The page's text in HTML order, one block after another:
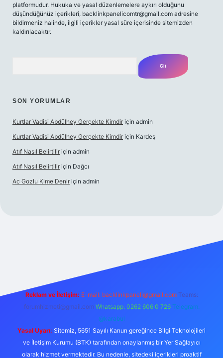
platformudur. Hukuka ve yasal düzenlemelere aykırı olduğunu
düşündüğünüz içerikleri, backlinkpanelicomtr@gmail.com adresine
bildirmeniz halinde, ilgili içerikler yasal süre içerisinde sitemizden
kaldırılacaktır.
SON YORUMLAR
Kurtlar Vadisi Abdülhey Gerçekte Kimdir için admin
Kurtlar Vadisi Abdülhey Gerçekte Kimdir için Kardeş
Atıf Nasıl Belirtilir için admin
Atıf Nasıl Belirtilir için Dağcı
Ac Gozlu Kime Denir için admin
Reklam ve İletişim: E-mail: backlinkpaneli@gmail.com Teams:
forumhizmeti@gmail.com Whatsapp: 0262 606 0 726 Telegram:
@karabul
Yasal Uyarı: Sitemiz, 5651 Sayılı Kanun gereğince Bilgi Teknolojileri
ve İletişim Kurumu (BTK) tarafından onaylanmış bir Yer Sağlayıcı
olarak hizmet vermektedir. Bu nedenle, sitedeki içerikleri proaktif